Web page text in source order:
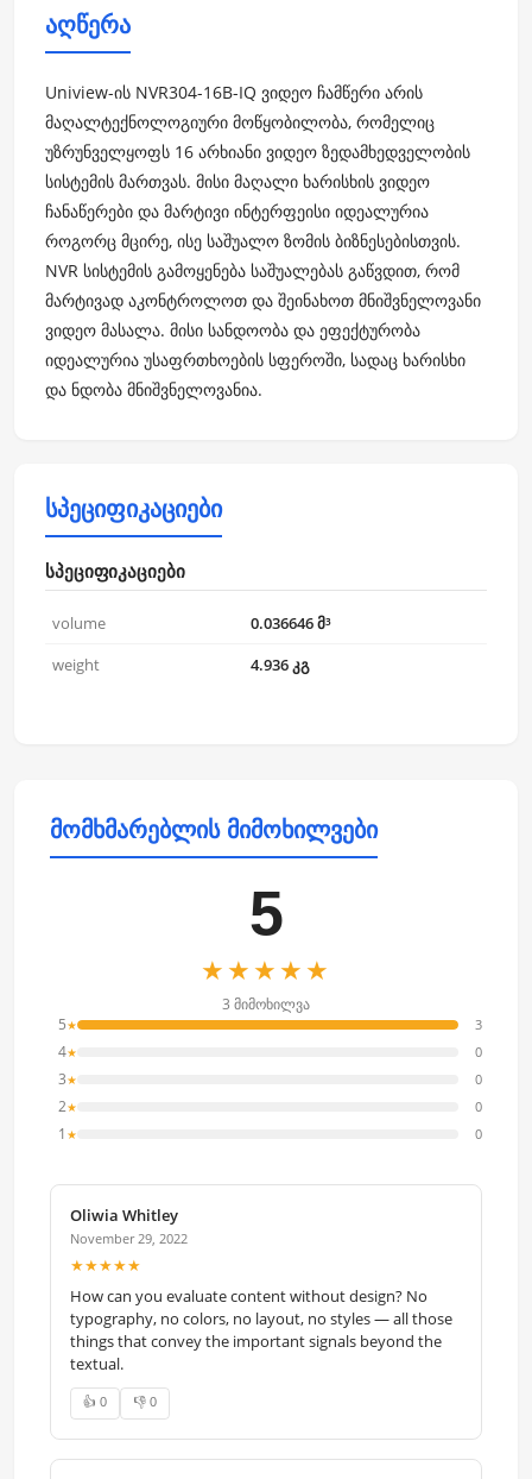
აღწერა
Uniview-ის NVR304-16B-IQ ვიდეო ჩამწერი არის
მაღალტექნოლოგიური მოწყობილობა, რომელიც
უზრუნველყოფს 16 არხიანი ვიდეო ზედამხედველობის
სისტემის მართვას. მისი მაღალი ხარისხის ვიდეო
ჩანაწერები და მარტივი ინტერფეისი იდეალურია
როგორც მცირე, ისე საშუალო ზომის ბიზნესებისთვის.
NVR სისტემის გამოყენება საშუალებას გაწვდით, რომ
მარტივად აკონტროლოთ და შეინახოთ მნიშვნელოვანი
ვიდეო მასალა. მისი სანდოობა და ეფექტურობა
იდეალურია უსაფრთხოების სფეროში, სადაც ხარისხი
და ნდობა მნიშვნელოვანია.
სპეციფიკაციები
სპეციფიკაციები
volume
0.036646 მ³
weight
4.936 კგ
მომხმარებლის მიმოხილვები
5
★★★★★
3 მიმოხილვა
5★ 3
4★ 0
3★ 0
2★ 0
1 ★ 0
Oliwia Whitley
November 29, 2022
★★★★★
How can you evaluate content without design? No
typography, no colors, no layout, no styles — all those
things that convey the important signals beyond the
textual.
👍 0 👎 0